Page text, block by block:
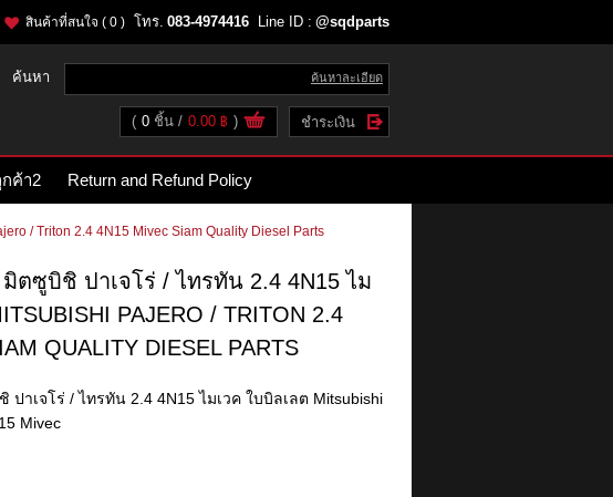
โทร. 083-4974416 Line ID : @sqdparts
สินค้าที่สนใจ ( 0 )
ค้นหา ค้นหาละเอียด
( 0 ชิ้น 0.00 ฿ ) ชำระเงิน
ค้า2 Return and Refund Policy
/ Triton 2.4 4N15 Mivec Siam Quality Diesel Parts
มิตซูบิชิ ปาเจโร่ / ไทรทัน 2.4 4N15 ไม
PAJERO / TRITON 2.4
QUALITY DIESEL PARTS
ปาเจโร่ / ไทรทัน 2.4 4N15 ไมเวค ใบบิลเลต Mitsubishi
Mivec